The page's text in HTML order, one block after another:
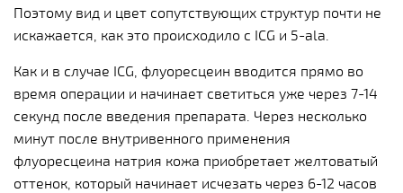
Поэтому вид и цвет сопутствующих структур почти не
искажается, как это происходило с ICG и 5-ala.
Как и в случае ICG, флуоресцеин вводится прямо во
время операции и начинает светиться уже через 7-14
секунд после введения препарата. Через несколько
минут после внутривенного применения
флуоресцеина натрия кожа приобретает желтоватый
оттенок, который начинает исчезать через 6-12 часов